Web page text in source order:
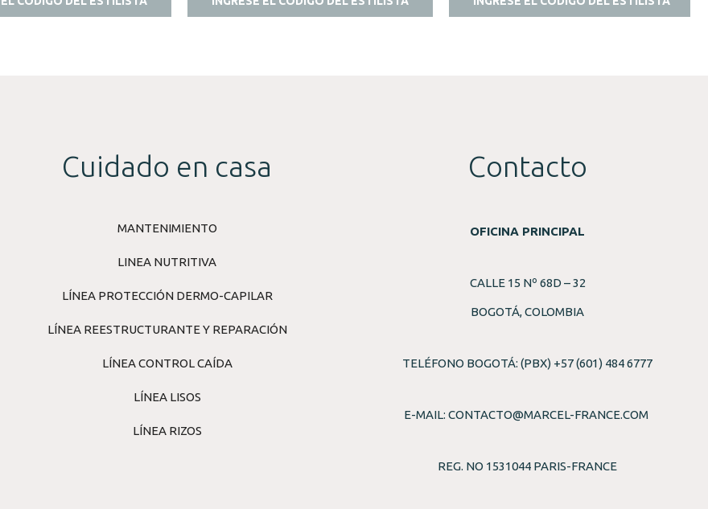
Cuidado en casa
MANTENIMIENTO
LINEA NUTRITIVA
LÍNEA PROTECCIÓN DERMO-CAPILAR
LÍNEA REESTRUCTURANTE Y REPARACIÓN
LÍNEA CONTROL CAÍDA
LÍNEA LISOS
LÍNEA RIZOS
Contacto
OFICINA PRINCIPAL
CALLE 15 Nº 68D – 32
BOGOTÁ, COLOMBIA
TELÉFONO BOGOTÁ: (PBX) +57 (601) 484 6777
E-MAIL:CONTACTO@MARCEL-FRANCE.COM
REG. NO 1531044 PARIS-FRANCE